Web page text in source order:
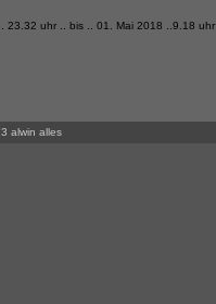
23.32 uhr .. bis .. 01. Mai 2018 ..9.18 uhr
alwin alles